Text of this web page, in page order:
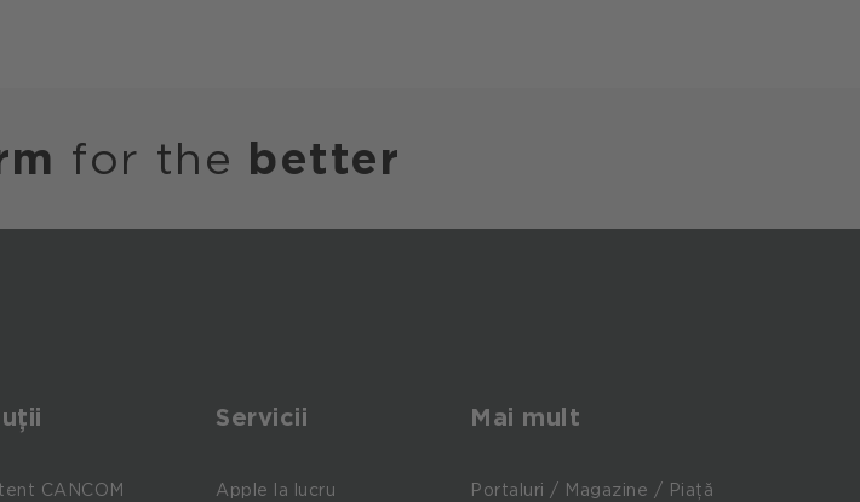
for the better
CANCOM
Servicii
Apple la lucru
Mai mult
Portaluri / Magazine / Piață